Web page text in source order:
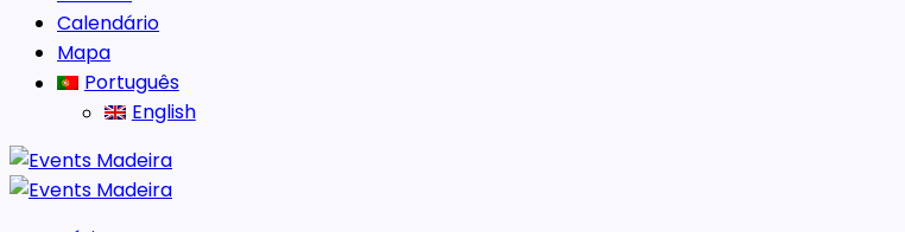
Calendário
Mapa
Português
English